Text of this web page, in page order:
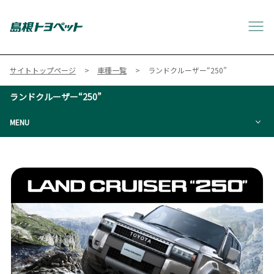
サイトトップページ 車種一覧 ランドクルーザー“250”
ランドクルーザー“250”
MENU